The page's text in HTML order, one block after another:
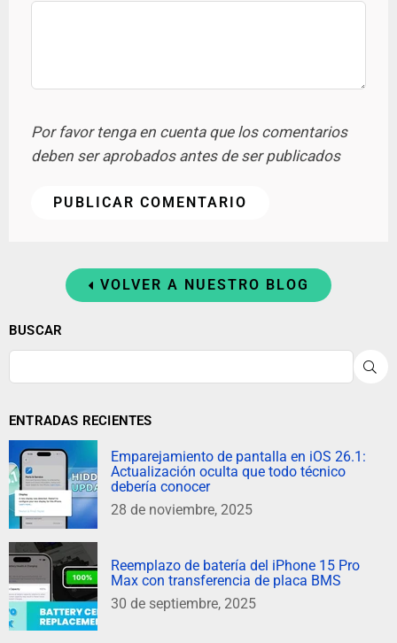
Por favor tenga en cuenta que los comentarios
deben ser aprobados antes de ser publicados
VOLVER A NUESTRO BLOG
BUSCAR
ENTRADAS RECIENTES
Emparejamiento de pantalla en iOS 26.1:
Actualización oculta que todo técnico
debería conocer
28 de noviembre, 2025
Reemplazo de batería del iPhone 15 Pro
Max con transferencia de placa BMS
30 de septiembre, 2025